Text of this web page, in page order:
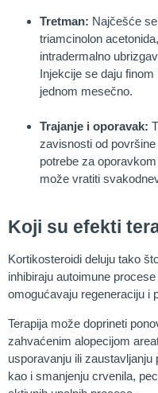
Tretman: Najčešće
triamcinolon
intradermalno
Injekcije se daju
jednom mesečno.
Trajanje i oporavak:
zavisnosti od
potrebe za
može vratiti
Koji su efekti
Kortikosteroidi deluju tako
inhibiraju autoimune
omogućavaju regeneraciju i
Terapija može doprineti
zahvaćenim alopecijom
usporavanju ili zaustavljanju
kao i smanjenju crvenila,